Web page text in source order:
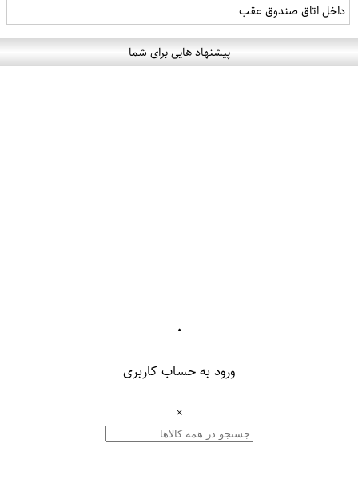
داخل اتاق صندوق عقب
پیشنهاد هایی برای شما
۰
ورود به حساب کاربری
×